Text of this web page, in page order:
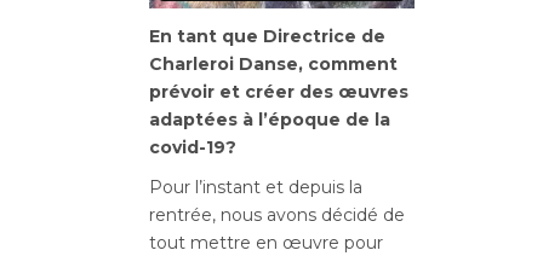
En tant que Directrice de
Charleroi Danse, comment
prévoir et créer des œuvres
adaptées à l’époque de la
covid-19?
Pour l’instant et depuis la
rentrée, nous avons décidé de
tout mettre en œuvre pour